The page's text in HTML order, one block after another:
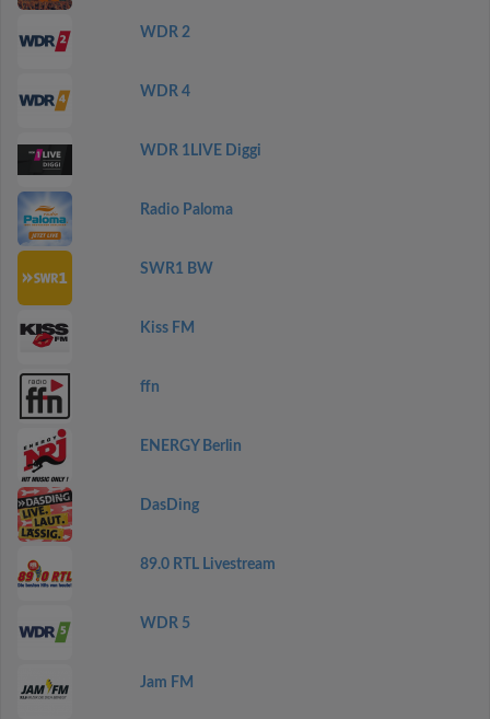
WDR 2
WDR 4
WDR 1LIVE Diggi
Radio Paloma
SWR1 BW
Kiss FM
ffn
ENERGY Berlin
DasDing
89.0 RTL Livestream
WDR 5
Jam FM